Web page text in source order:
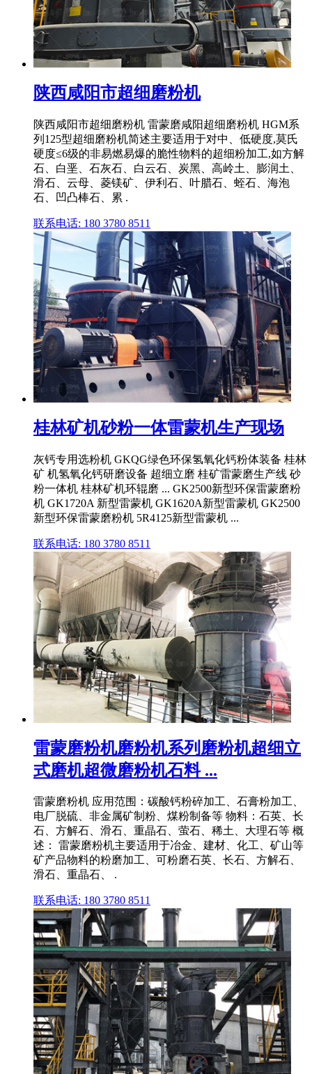
陕西咸阳市超细磨粉机
陕西咸阳市超细磨粉机 雷蒙磨咸阳超细磨粉机 HGM系
列125型超细磨粉机简述主要适用于对中、低硬度,莫氏
硬度≤6级的非易燃易爆的脆性物料的超细粉加工,如方解
石、白垩、石灰石、白云石、炭黑、高岭土、膨润土、
滑石、云母、菱镁矿、伊利石、叶腊石、蛭石、海泡
石、凹凸棒石、累 .
联系电话: 180 3780 8511
桂林矿机砂粉一体雷蒙机生产现场
灰钙专用选粉机 GKQG绿色环保氢氧化钙粉体装备 桂林
矿 机氢氧化钙研磨设备 超细立磨 桂矿雷蒙磨生产线 砂
粉一体机 桂林矿机环辊磨 ... GK2500新型环保雷蒙磨粉
机 GK1720A 新型雷蒙机 GK1620A新型雷蒙机 GK2500
新型环保雷蒙磨粉机 5R4125新型雷蒙机 ...
联系电话: 180 3780 8511
雷蒙磨粉机磨粉机系列磨粉机超细立
式磨机超微磨粉机石料 ...
雷蒙磨粉机 应用范围：碳酸钙粉碎加工、石膏粉加工、
电厂脱硫、非金属矿制粉、煤粉制备等 物料：石英、长
石、方解石、滑石、重晶石、萤石、稀土、大理石等 概
述： 雷蒙磨粉机主要适用于冶金、建材、化工、矿山等
矿产品物料的粉磨加工、可粉磨石英、长石、方解石、
滑石、重晶石、 .
联系电话: 180 3780 8511